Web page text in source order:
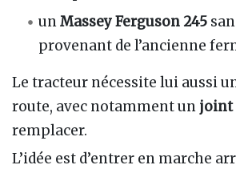
unMassey Ferguson 245
provenant de l’ancienne
Le tracteur nécessite lui aussi
route, avec notamment un joint
remplacer.
L’idée est d’entrer en marche